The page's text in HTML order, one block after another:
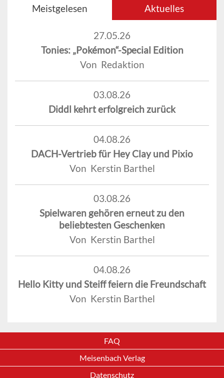
Meistgelesen Aktuelles
27.05.26
Tonies: „Pokémon“-Special Edition
Von Redaktion
03.08.26
Diddl kehrt erfolgreich zurück
04.08.26
DACH-Vertrieb für Hey Clay und Pixio
Von Kerstin Barthel
03.08.26
Spielwaren gehören erneut zu den
beliebtesten Geschenken
Von Kerstin Barthel
04.08.26
Hello Kitty und Steiff feiern die Freundschaft
Von Kerstin Barthel
FAQ
Meisenbach Verlag
Datenschutz